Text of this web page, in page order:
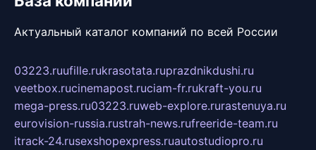
Актуальный каталог компаний по всей России
03223.ruufille.rukrasotata.ruprazdnikdushi.ru
veetbox.rucinemapost.ruciam-fr.rukraft-you.ru
mega-press.ru03223.ruweb-explore.rurastenuya.ru
eurovision-russia.rustrah-news.rufreeride-team.ru
itrack-24.rusexshopexpress.ruautostudiopro.ru